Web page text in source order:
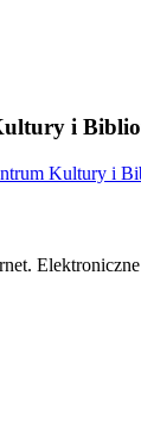
i
Kultury i